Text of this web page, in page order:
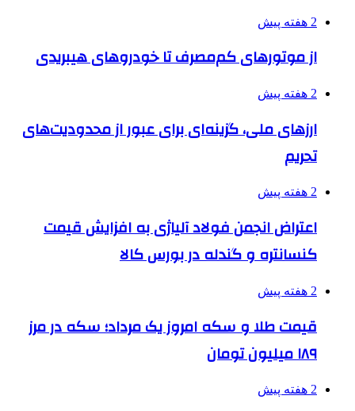
2 هفته پیش
از موتورهای کم‌مصرف تا خودروهای هیبریدی
2 هفته پیش
ارزهای ملی، گزینه‌ای برای عبور از محدودیت‌های
تحریم
2 هفته پیش
اعتراض انجمن فولاد آلیاژی به افزایش قیمت
کنسانتره و گندله در بورس کالا
2 هفته پیش
قیمت طلا و سکه امروز یک مرداد؛ سکه در مرز
۱۸۹ میلیون تومان
2 هفته پیش